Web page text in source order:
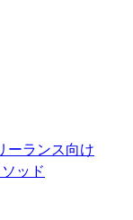
ーランス向け
ッド